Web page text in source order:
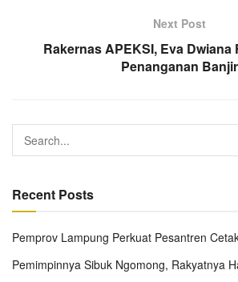
Next Post
Rakernas APEKSI, Eva
Penanganan Banjir
Recent Posts
Pemprov Lampung Perkuat Pesantren
Pemimpinnya Sibuk Ngomong, Rakyatnya